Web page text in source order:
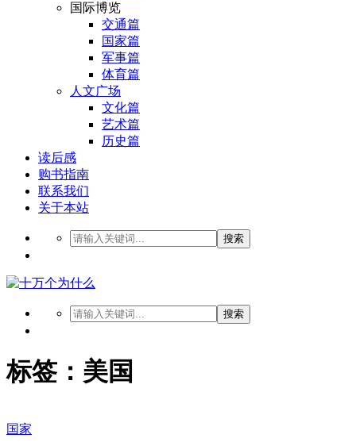
国际博览
交通篇
国家篇
军事篇
体育篇
人文广场
文化篇
艺术篇
历史篇
读后感
购书指南
联系我们
关于本站
搜索
搜索
标签：美国
国家